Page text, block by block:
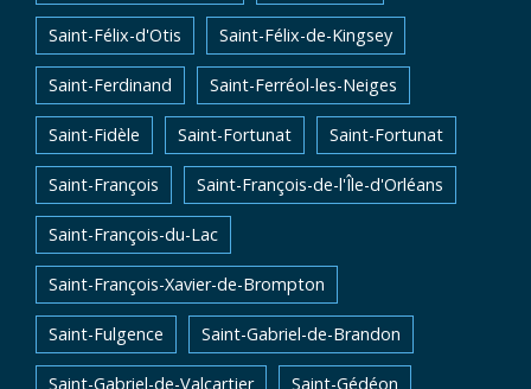
Saint-Félix-d'Otis Saint-Félix-de-Kingsey
Saint-Ferdinand Saint-Ferréol-les-Neiges
Saint-Fidèle Saint-Fortunat Saint-Fortunat
Saint-François Saint-François-de-l'Île-d'Orléans
Saint-François-du-Lac
Saint-François-Xavier-de-Brompton
Saint-Fulgence Saint-Gabriel-de-Brandon
Saint-Gabriel-de-Valcartier Saint-Gédéon